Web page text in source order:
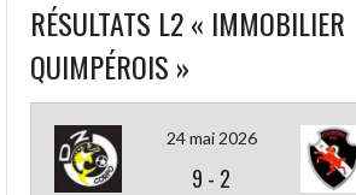
RÉSULTATS L2 « IMMOBILIER
QUIMPÉROIS »
24 mai 2026
9 - 2